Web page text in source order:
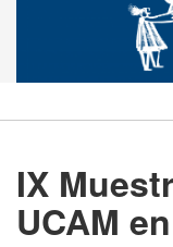
IX
UCAM